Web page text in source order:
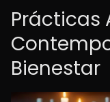
Prácticas
Bienestar